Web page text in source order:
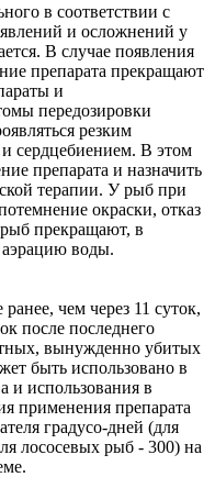
в соответствии с
и осложнений у
В случае появления
препарата прекращают
и
передозировки
резким
сердцебиением. В этом
препарата и назначить
терапии. У рыб при
окраски, отказ
прекращают, в
воды.
чем через 11 суток,
после последнего
вынужденно убитых
быть использовано в
использования в
применения препарата
градусо-дней (для
лососевых рыб - 300) на